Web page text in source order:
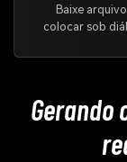
Baixe
colocar sob
Gerando